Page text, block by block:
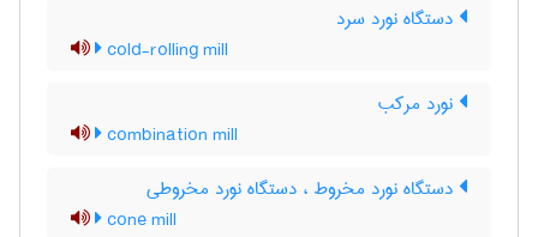
دستگاه نورد سرد
cold-rolling mill
نورد مرکب
combination mill
دستگاه نورد مخروط ، دستگاه نورد مخروطی
cone mill